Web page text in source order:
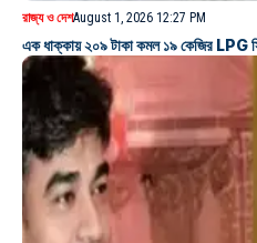
রাজ্য ও দেশAugust 1, 2026 12:27 PM
এক ধাক্কায় ২০৯ টাকা কমল ১৯ কেজির LPG